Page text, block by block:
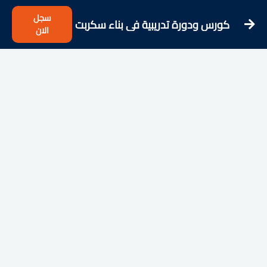
كورس ودورة تدريبية فى بناء سكربت
منتدى
سجل
الان